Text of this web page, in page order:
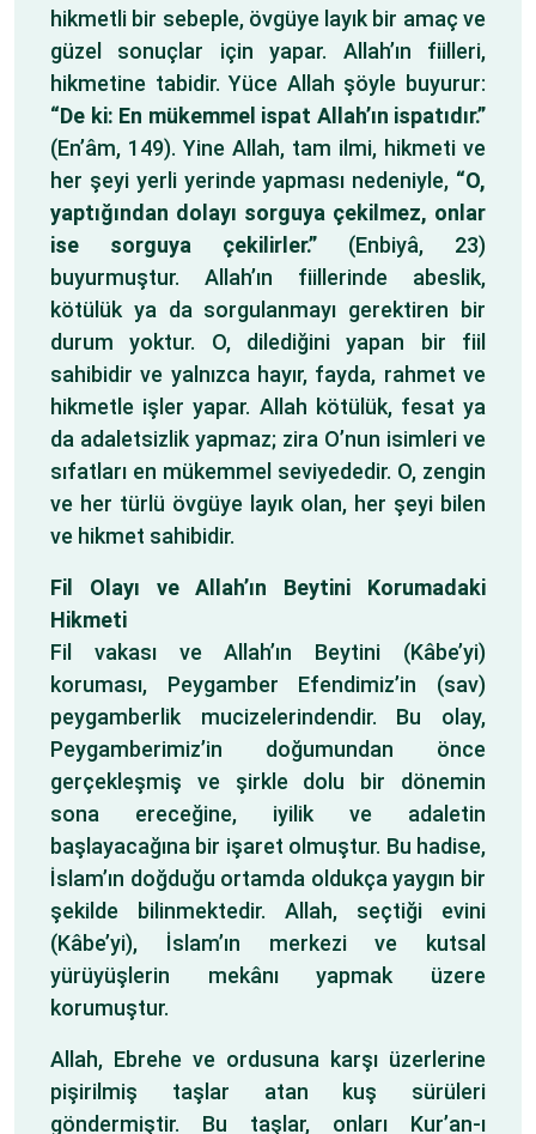
hikmetli bir sebeple, övgüye layık bir amaç ve
güzel sonuçlar için yapar. Allah’ın fiilleri,
hikmetine tabidir. Yüce Allah şöyle buyurur:
“De ki: En mükemmel ispat Allah’ın ispatıdır.”
(En’âm, 149). Yine Allah, tam ilmi, hikmeti ve
her şeyi yerli yerinde yapması nedeniyle, “O,
yaptığından dolayı sorguya çekilmez, onlar
ise sorguya çekilirler.” (Enbiyâ, 23)
buyurmuştur. Allah’ın fiillerinde abeslik,
kötülük ya da sorgulanmayı gerektiren bir
durum yoktur. O, dilediğini yapan bir fiil
sahibidir ve yalnızca hayır, fayda, rahmet ve
hikmetle işler yapar. Allah kötülük, fesat ya
da adaletsizlik yapmaz; zira O’nun isimleri ve
sıfatları en mükemmel seviyededir. O, zengin
ve her türlü övgüye layık olan, her şeyi bilen
ve hikmet sahibidir.
Fil Olayı ve Allah’ın Beytini Korumadaki
Hikmeti
Fil vakası ve Allah’ın Beytini (Kâbe’yi)
koruması, Peygamber Efendimiz’in (sav)
peygamberlik mucizelerindendir. Bu olay,
Peygamberimiz’in doğumundan önce
gerçekleşmiş ve şirkle dolu bir dönemin
sona ereceğine, iyilik ve adaletin
başlayacağına bir işaret olmuştur. Bu hadise,
İslam’ın doğduğu ortamda oldukça yaygın bir
şekilde bilinmektedir. Allah, seçtiği evini
(Kâbe’yi), İslam’ın merkezi ve kutsal
yürüyüşlerin mekânı yapmak üzere
korumuştur.
Allah, Ebrehe ve ordusuna karşı üzerlerine
pişirilmiş taşlar atan kuş sürüleri
göndermiştir. Bu taşlar, onları Kur’an-ı